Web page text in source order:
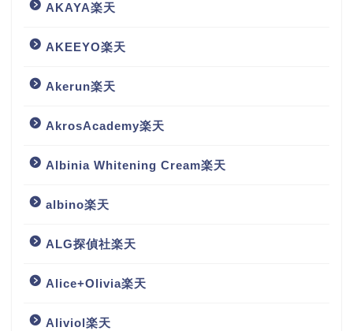
AKAYA楽天
AKEEYO楽天
Akerun楽天
AkrosAcademy楽天
Albinia Whitening Cream楽天
albino楽天
ALG探偵社楽天
Alice+Olivia楽天
Aliviol楽天